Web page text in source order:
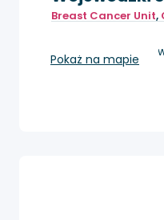
Breast Cancer Unit,
Legnica,
Pokaż na mapie